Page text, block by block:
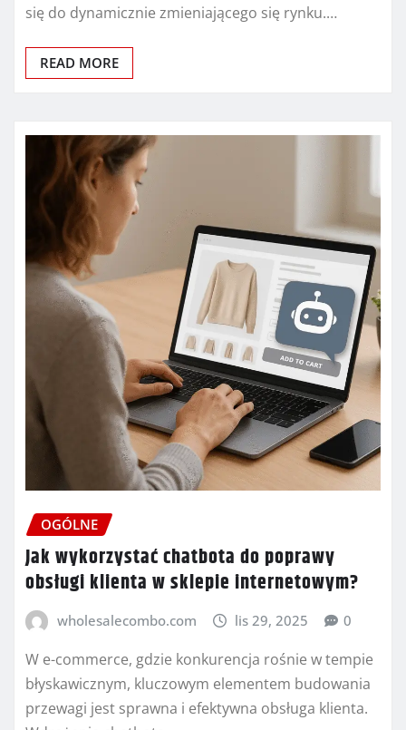
się do dynamicznie zmieniającego się rynku.…
READ MORE
OGÓLNE
Jak wykorzystać chatbota do poprawy
obsługi klienta w sklepie internetowym?
wholesalecombo.com lis 29, 2025 0
W e-commerce, gdzie konkurencja rośnie w tempie
błyskawicznym, kluczowym elementem budowania
przewagi jest sprawna i efektywna obsługa klienta.